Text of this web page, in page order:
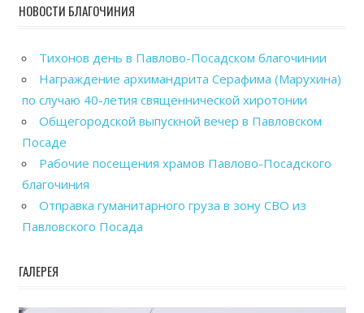
НОВОСТИ БЛАГОЧИНИЯ
Тихонов день в Павлово-Посадском благочинии
Награждение архимандрита Серафима (Марухина)
по случаю 40-летия священнической хиротонии
Общегородской выпускной вечер в Павловском
Посаде
Рабочие посещения храмов Павлово-Посадского
благочиния
Отправка гуманитарного груза в зону СВО из
Павловского Посада
ГАЛЕРЕЯ